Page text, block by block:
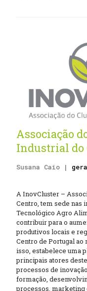
Associação
Industrial do
Susana Caio |
A InovCluster –
Centro, tem sede nas
Tecnológico Agro
contribuir para o
produtivos locais e
Centro de Portugal
isso, estabelece uma
principais atores
processos de
formação,
processos, marketing